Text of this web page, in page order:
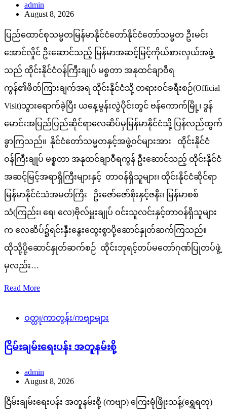
admin
August 8, 2026
ပြည်ထောင်စုသမ္မတမြန်မာနိုင်ငံတော်နိုင်ငံတော်သမ္မတ ဦးမင်း
အောင်လှိုင် ဦးဆောင်သည့် မြန်မာအဆင့်မြင့်ကိုယ်စားလှယ်အဖွဲ့
သည် ထိုင်းနိုင်ငံဝန်ကြီးချုပ် မစ္စတာ အနုထင်ချာဝီရ
ကွန်၏ဖိတ်ကြားချက်အရ ထိုင်းနိုင်ငံသို့ တရားဝင်ခရီးစဉ်(Official
Visit)သွားရောက်ခဲ့ပြီး ယနေ့မွန်းလွဲပိုင်းတွင် ဗန်ကောက်မြို့၊ ဒွန်
မောင်းအပြည်ပြည်ဆိုင်ရာလေဆိပ်မှမြန်မာနိုင်ငံသို့ ပြန်လည်ထွက်
ခွာကြသည်။ နိုင်ငံတော်သမ္မတနှင့်အဖွဲ့ဝင်များအား ထိုင်းနိုင်ငံ
ဝန်ကြီးချုပ် မစ္စတာ အနုထင်ချာဝီရကွန် ဦးဆောင်သည့် ထိုင်းနိုင်ငံ
အဆင့်မြင့်အရာရှိကြီးများနှင့် တာဝန်ရှိသူများ၊ ထိုင်းနိုင်ငံဆိုင်ရာ
မြန်မာနိုင်ငံသံအမတ်ကြီး ဦးဇော်ဇော်စိုးနှင့်ဇနီး၊ မြန်မာစစ်
သံ(ကြည်း၊ ရေ၊ လေ)ဗိုလ်မှူးချုပ် ဝင်းသူလင်းနှင့်တာဝန်ရှိသူများ
က လေဆိပ်၌ရင်းနှီးနွေးထွေးစွာပို့ဆောင်နှုတ်ဆက်ကြသည်။
ထိုသို့ပို့ဆောင်နှုတ်ဆက်စဉ် ထိုင်းဘုရင့်တပ်မတော်ဂုဏ်ပြုတပ်ဖွဲ့
မှလည်း…
Read More
ဝတ္ထု/ကာတွန်း/ကဗျာများ
ငြိမ်းချမ်းရေးပန်း အတူနမ်းစို့
admin
August 8, 2026
ငြိမ်းချမ်းရေးပန်း အတူနမ်းစို့ (ကဗျာ) ကြေးမုံဖြိုးသန့်(ရွှေရတု)